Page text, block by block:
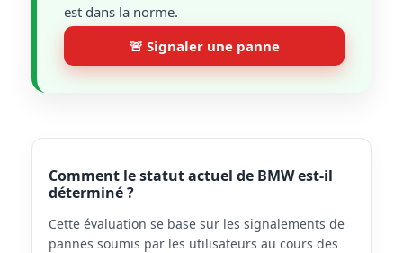
est dans la norme.
🚨 Signaler une panne
Comment le statut actuel de BMW est-il
déterminé ?
Cette évaluation se base sur les signalements de
pannes soumis par les utilisateurs au cours des